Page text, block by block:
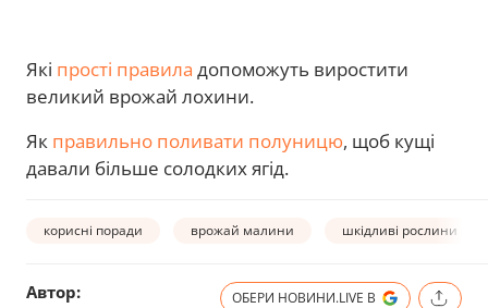
Які прості правила допоможуть виростити
великий врожай лохини.
Як правильно поливати полуницю, щоб кущі
давали більше солодких ягід.
корисні поради врожай малини шкідливі рослини
Автор: ОБЕРИ НОВИНИ.LIVE В